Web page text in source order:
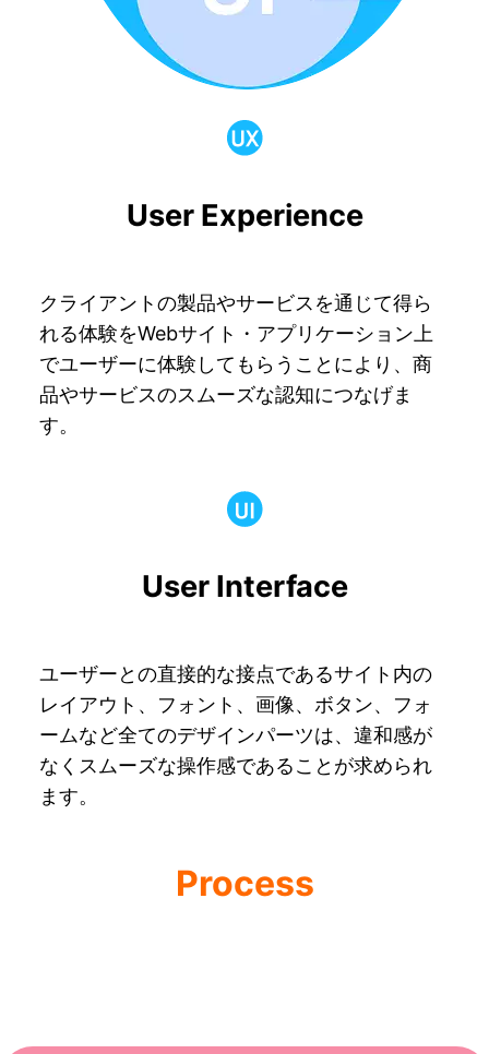
User Experience
クライアントの製品やサービスを通じて得ら
れる体験をWebサイト・アプリケーション上
でユーザーに体験してもらうことにより、商
品やサービスのスムーズな認知につなげま
す。
User Interface
ユーザーとの直接的な接点であるサイト内の
レイアウト、フォント、画像、ボタン、フォ
ームなど全てのデザインパーツは、違和感が
なくスムーズな操作感であることが求められ
ます。
Process